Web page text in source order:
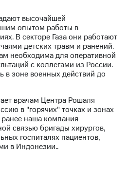
высочайшей
опытом работы в
В секторе Газа они работают
детских травм и ранений.
необходима для оперативной
с коллегами из России.
в зоне военных действий до
врачам Центра Рошаля
в "горячих" точках и зонах
наша компания
связью бригады хирургов,
госпиталях пациентов,
в Индонезии..